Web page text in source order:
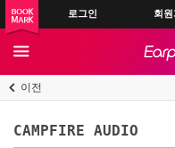
로그인 회
이전
CAMPFIRE AUDIO